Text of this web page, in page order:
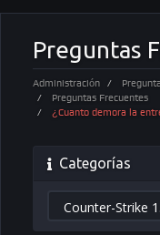
Preguntas
Administración
Preguntas Frecuentes
¿Cuanto demora la
Categorías